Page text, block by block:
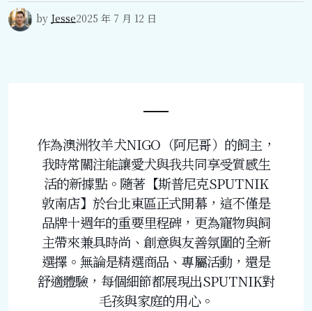
by Jesse2025 年 7 月 12 日
作為澳洲牧羊犬NIGO（阿尼哥）的飼主，
我時常關注能讓愛犬與我共同享受質感生
活的新據點。隨著【斯普尼克SPUTNIK
敦南店】於台北東區正式開幕，這不僅是
品牌十週年的重要里程碑，更為寵物與飼
主帶來兼具時尚、創意與友善氛圍的全新
選擇。無論是精選商品、專屬活動，還是
舒適體驗，每個細節都展現出SPUTNIK對
毛孩與家庭的用心。